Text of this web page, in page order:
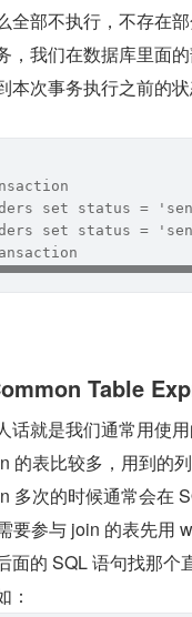
全部不执行，不存在
，我们在数据库里面
本次事务执行之前的状
set status =
set status =
Table
话就是我们通常用使用
的表比较多，用到的
多次的时候通常会在
要参与 join 的表先用
面的 SQL 语句找那个
：